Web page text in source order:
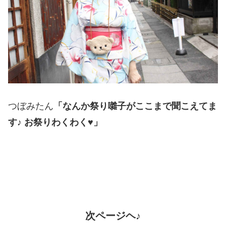
つぼみたん 「なんか祭り囃子がここまで聞こえてま
す♪ お祭りわくわく♥」
次ページヘ♪